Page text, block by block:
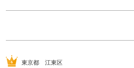
東京都 江東区